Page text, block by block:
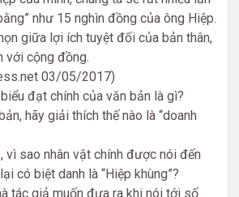
như 15 nghìn đồng của ông Hiệp.
giữa lợi ích tuyệt đối của bản thân,
với cộng đồng.
03/05/2017)
đạt chính của văn bản là gì?
hãy giải thích thế nào là “doanh
vì sao nhân vật chính được nói đến
có biệt danh là “Hiệp khùng”?
tác giả muốn đưa ra khi nói tới số